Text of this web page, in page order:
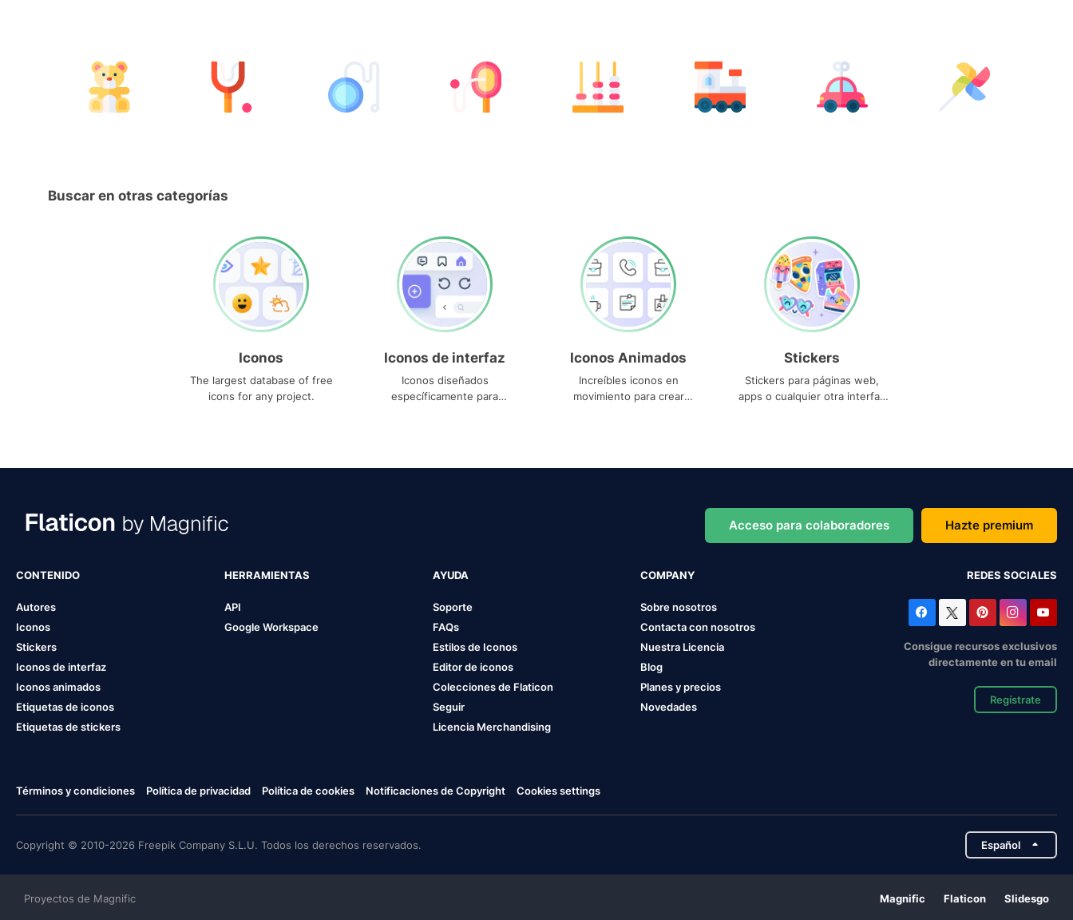
Buscar en otras categorías
Iconos
The largest database of free
icons for any project.
Iconos de interfaz
Iconos diseñados
específicamente para
Iconos Animados
Increíbles iconos en
movimiento para crear
Stickers
Stickers para páginas web,
apps o cualquier otra interfaz
Acceso para colaboradores Hazte premium
CONTENIDO
Autores
Iconos
Stickers
Iconos de interfaz
Iconos animados
Etiquetas de iconos
Etiquetas de stickers
HERRAMIENTAS
API
Google Workspace
AYUDA
Soporte
FAQs
Estilos de Iconos
Editor de iconos
Colecciones de Flaticon
Seguir
Licencia Merchandising
COMPANY
Sobre nosotros
Contacta con nosotros
Nuestra Licencia
Blog
Planes y precios
Novedades
REDES SOCIALES
Consigue recursos exclusivos
directamente en tu email
Regístrate
Términos y condiciones Política de privacidad Política de cookies Notificaciones de Copyright Cookies settings
Copyright © 2010-2026 Freepik Company S.L.U. Todos los derechos reservados. Español
Proyectos de Magnific Magnific Flaticon Slidesgo